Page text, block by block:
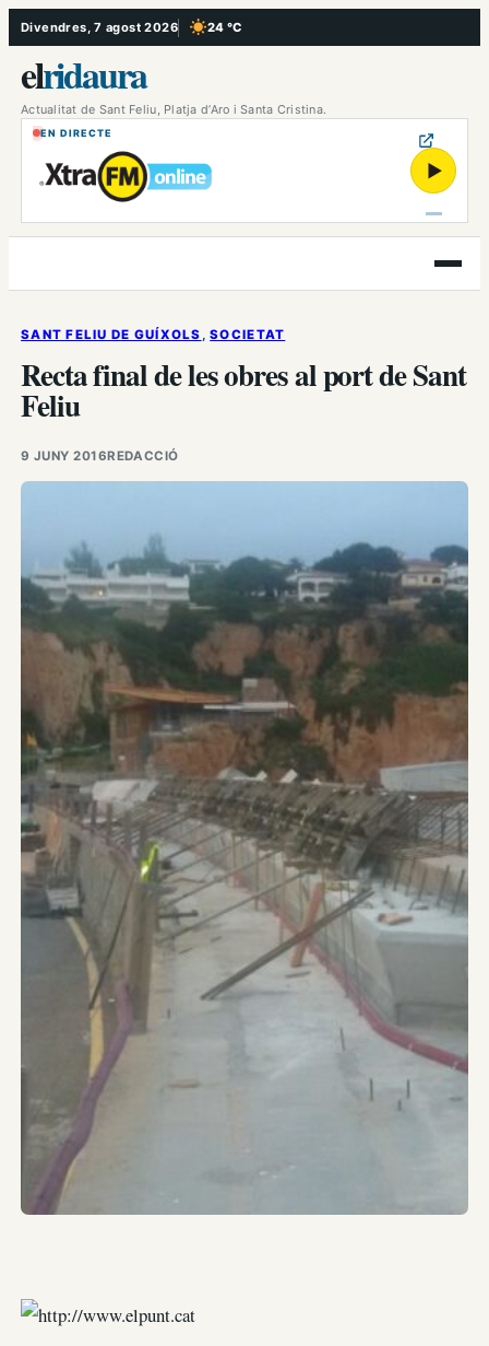
Vés
al
contingut
Divendres, 7 agost 2026 24 °C
, Cel serè
elridaura
Actualitat de Sant Feliu, Platja d’Aro i Santa Cristina.
EN DIRECTE
▶
Obre
el
SANT FELIU DE GUÍXOLS , SOCIETAT
Recta final de les obres al port de Sant
Feliu
9 JUNY 2016REDACCIÓ